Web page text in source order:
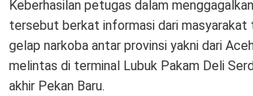
Keberhasilan petugas dalam
tersebut berkat informasi dari masyarakat
gelap narkoba antar provinsi yakni dari
melintas di terminal Lubuk Pakam Deli
akhir Pekan Baru.